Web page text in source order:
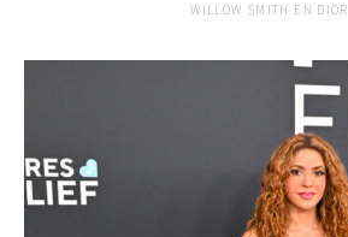
WILLOW SMITH EN DIOR